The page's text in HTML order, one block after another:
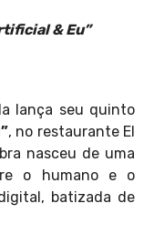
& Eu”
lança seu quinto
, no restaurante El
nasceu de uma
o humano e o
batizada de